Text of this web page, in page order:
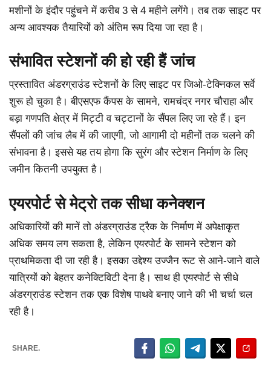
मशीनों के इंदौर पहुंचने में करीब 3 से 4 महीने लगेंगे। तब तक साइट पर
अन्य आवश्यक तैयारियों को अंतिम रूप दिया जा रहा है।
संभावित स्टेशनों की हो रही हैं जांच
प्रस्तावित अंडरग्राउंड स्टेशनों के लिए साइट पर जिओ-टेक्निकल सर्वे
शुरू हो चुका है। बीएसएफ कैंपस के सामने, रामचंद्र नगर चौराहा और
बड़ा गणपति क्षेत्र में मिट्टी व चट्टानों के सैंपल लिए जा रहे हैं। इन
सैंपलों की जांच लैब में की जाएगी, जो आगामी दो महीनों तक चलने की
संभावना है। इससे यह तय होगा कि सुरंग और स्टेशन निर्माण के लिए
जमीन कितनी उपयुक्त है।
एयरपोर्ट से मेट्रो तक सीधा कनेक्शन
अधिकारियों की मानें तो अंडरग्राउंड ट्रैक के निर्माण में अपेक्षाकृत
अधिक समय लग सकता है, लेकिन एयरपोर्ट के सामने स्टेशन को
प्राथमिकता दी जा रही है। इसका उद्देश्य उज्जैन रूट से आने-जाने वाले
यात्रियों को बेहतर कनेक्टिविटी देना है। साथ ही एयरपोर्ट से सीधे
अंडरग्राउंड स्टेशन तक एक विशेष पाथवे बनाए जाने की भी चर्चा चल
रही है।
SHARE.